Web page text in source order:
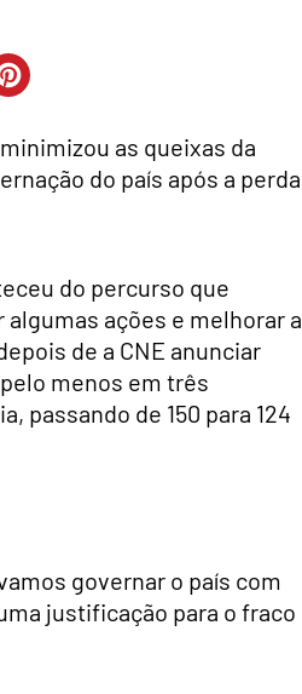
as queixas da
do país após a perda
do percurso que
ações e melhorar a
de a CNE anunciar
menos em três
passando de 150 para 124
governar o país com
justificação para o fraco